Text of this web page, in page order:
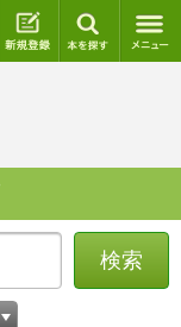
ログイン 新規登録
検索